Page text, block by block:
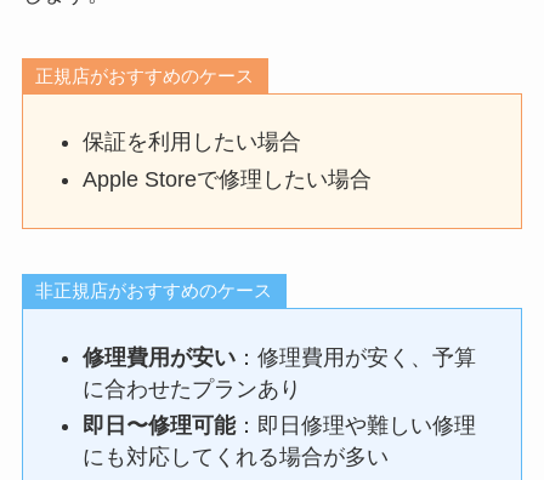
正規店がおすすめのケース
保証を利用したい場合
Apple Storeで修理したい場合
非正規店がおすすめのケース
修理費用が安い ：修理費用が安く、予算
に合わせたプランあり
即日〜修理可能：即日修理や難しい修理
にも対応してくれる場合が多い